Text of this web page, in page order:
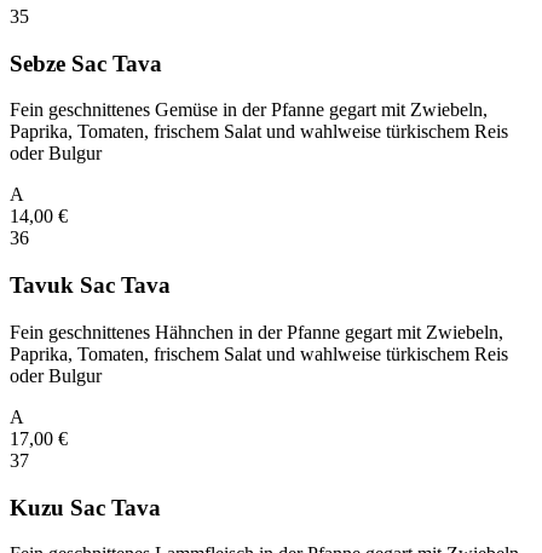
35
Sebze Sac Tava
Fein geschnittenes Gemüse in der Pfanne gegart mit Zwiebeln,
Paprika, Tomaten, frischem Salat und wahlweise türkischem Reis
oder Bulgur
A
14,00 €
36
Tavuk Sac Tava
Fein geschnittenes Hähnchen in der Pfanne gegart mit Zwiebeln,
Paprika, Tomaten, frischem Salat und wahlweise türkischem Reis
oder Bulgur
A
17,00 €
37
Kuzu Sac Tava